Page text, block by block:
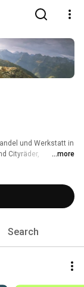
und Werkstatt in
Cityräder,
...more
Search